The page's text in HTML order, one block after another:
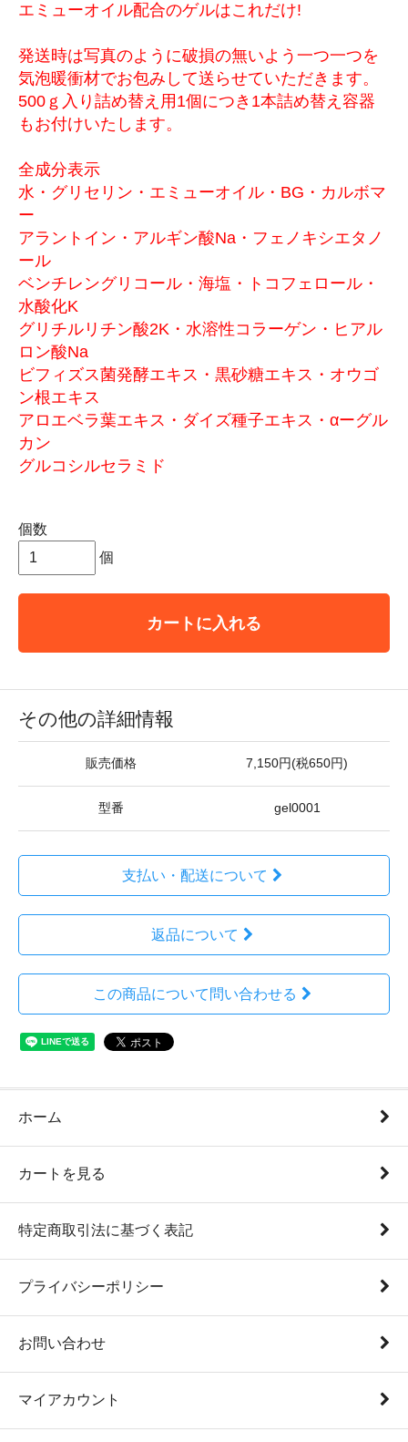
エミューオイル配合のゲルはこれだけ!
発送時は写真のように破損の無いよう一つ一つを
気泡暖衝材でお包みして送らせていただきます。
500ｇ入り詰め替え用1個につき1本詰め替え容器
もお付けいたします。
全成分表示
水・グリセリン・エミューオイル・BG・カルボマ
ー
アラントイン・アルギン酸Na・フェノキシエタノ
ール
ベンチレングリコール・海塩・トコフェロール・
水酸化K
グリチルリチン酸2K・水溶性コラーゲン・ヒアル
ロン酸Na
ビフィズス菌発酵エキス・黒砂糖エキス・オウゴ
ン根エキス
アロエベラ葉エキス・ダイズ種子エキス・αーグル
カン
グルコシルセラミド
個数
個
カートに入れる
その他の詳細情報
販売価格 7,150円(税650円)
型番 gel0001
支払い・配送について
返品について
この商品について問い合わせる
ホーム
カートを見る
特定商取引法に基づく表記
プライバシーポリシー
お問い合わせ
マイアカウント